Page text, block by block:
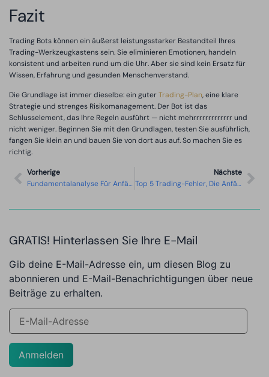
Fazit
Trading Bots können ein äußerst leistungsstarker Bestandteil Ihres
Trading-Werkzeugkastens sein. Sie eliminieren Emotionen, handeln
konsistent und arbeiten rund um die Uhr. Aber sie sind kein Ersatz für
Wissen, Erfahrung und gesunden Menschenverstand.
Die Grundlage ist immer dieselbe: ein guterTrading-Plan, eine klare
Strategie und strenges Risikomanagement. Der Bot ist das
Schlusselement, das Ihre Regeln ausführt — nicht mehrrrrrrrrrrrrr und
nicht weniger. Beginnen Sie mit den Grundlagen, testen Sie ausführlich,
fangen Sie klein an und bauen Sie von dort aus auf. So machen Sie es
richtig.
Vorherige
Fundamentalanalyse Für Anfänger
Nächste
Top 5 Trading-Fehler, Die Anfänger Machen (und Wie Man Sie VerMaidet)
GRATIS! Hinterlassen Sie Ihre E-Mail
Gib deine E-Mail-Adresse ein, um diesen Blog zu
abonnieren und E-Mail-Benachrichtigungen über neue
Beiträge zu erhalten.
Anmelden